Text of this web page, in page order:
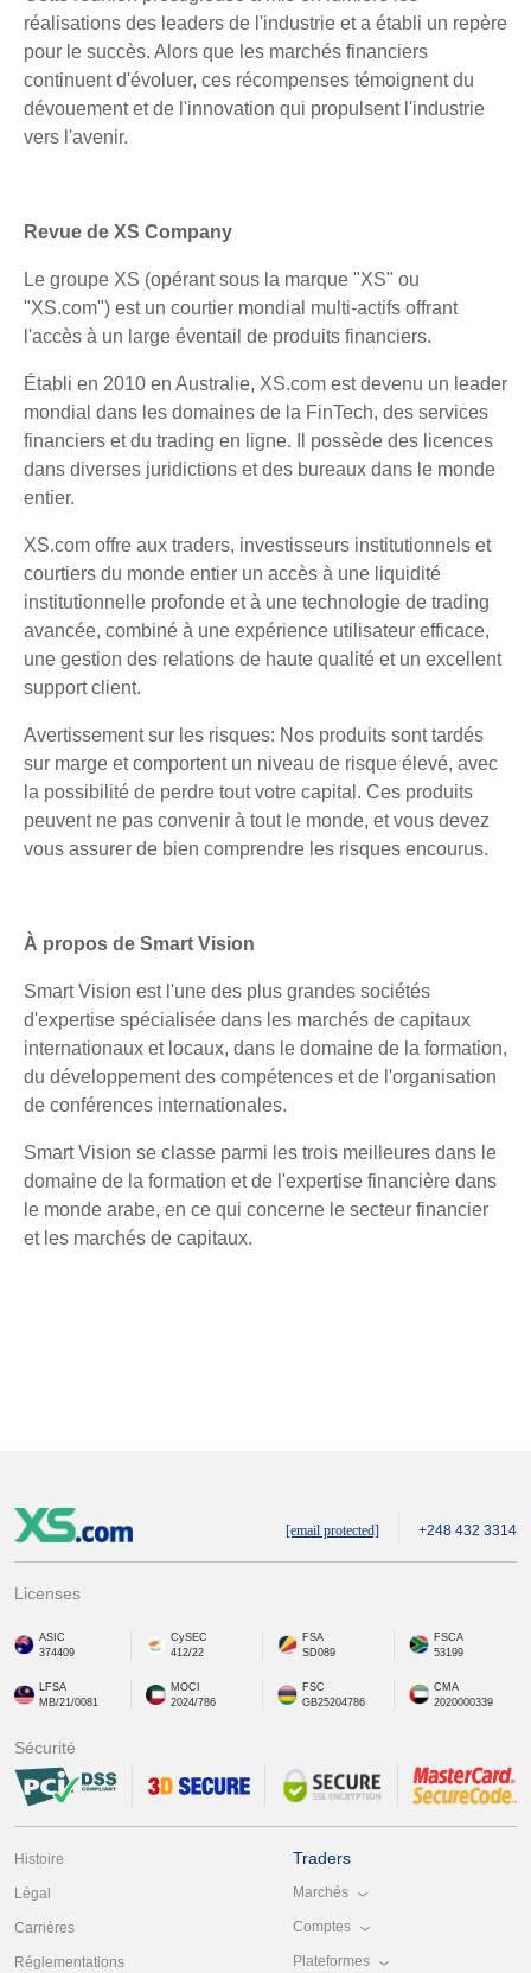
réalisations des leaders de l'industrie et a établi un repère
pour le succès. Alors que les marchés financiers
continuent d'évoluer, ces récompenses témoignent du
dévouement et de l'innovation qui propulsent l'industrie
vers l'avenir.
Revue de XS Company
Le groupe XS (opérant sous la marque "XS" ou
"XS.com") est un courtier mondial multi-actifs offrant
l'accès à un large éventail de produits financiers.
Établi en 2010 en Australie, XS.com est devenu un leader
mondial dans les domaines de la FinTech, des services
financiers et du trading en ligne. Il possède des licences
dans diverses juridictions et des bureaux dans le monde
entier.
XS.com offre aux traders, investisseurs institutionnels et
courtiers du monde entier un accès à une liquidité
institutionnelle profonde et à une technologie de trading
avancée, combiné à une expérience utilisateur efficace,
une gestion des relations de haute qualité et un excellent
support client.
Avertissement sur les risques: Nos produits sont tardés
sur marge et comportent un niveau de risque élevé, avec
la possibilité de perdre tout votre capital. Ces produits
peuvent ne pas convenir à tout le monde, et vous devez
vous assurer de bien comprendre les risques encourus.
À propos de Smart Vision
Smart Vision est l'une des plus grandes sociétés
d'expertise spécialisée dans les marchés de capitaux
internationaux et locaux, dans le domaine de la formation,
du développement des compétences et de l'organisation
de conférences internationales.
Smart Vision se classe parmi les trois meilleures dans le
domaine de la formation et de l'expertise financière dans
le monde arabe, en ce qui concerne le secteur financier
et les marchés de capitaux.
[email protected] +248 432 3314
Licenses
ASIC
374409
CySEC
412/22
FSA
SD089
FSCA
53199
LFSA
MB/21/0081
MOCI
2024/786
FSC
GB25204786
CMA
2020000339
Sécurité
Histoire
Légal
Carrières
Réglementations
Traders
Marchés
Comptes
Plateformes